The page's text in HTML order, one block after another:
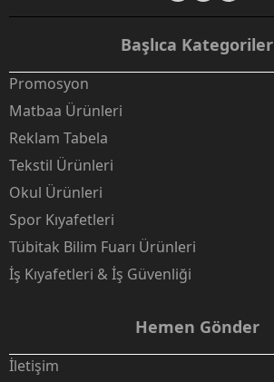
Başlıca Kategoriler
Promosyon
Matbaa Ürünleri
Reklam Tabela
Tekstil Ürünleri
Okul Ürünleri
Spor Kıyafetleri
Tübitak Bilim Fuarı Ürünleri
İş Kıyafetleri & İş Güvenliği
Hemen Gönder
İletişim